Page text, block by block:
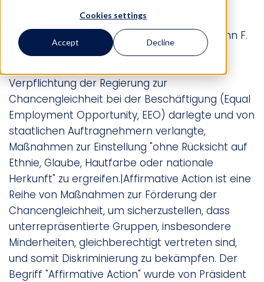
Cookies settings
Accept Decline
Diskriminierung zu bekämpfen. Der Begriff
"Affirmative Action" wurde von Präsident John F.
Kennedy geprägt, als er am 6. März 1961 die
Verpflichtung der Regierung zur
Chancengleichheit bei der Beschäftigung (Equal
Employment Opportunity, EEO) darlegte und von
staatlichen Auftragnehmern verlangte,
Maßnahmen zur Einstellung "ohne Rücksicht auf
Ethnie, Glaube, Hautfarbe oder nationale
Herkunft" zu ergreifen.|Affirmative Action ist eine
Reihe von Maßnahmen zur Förderung der
Chancengleichheit, um sicherzustellen, dass
unterrepräsentierte Gruppen, insbesondere
Minderheiten, gleichberechtigt vertreten sind,
und somit Diskriminierung zu bekämpfen. Der
Begriff "Affirmative Action" wurde von Präsident